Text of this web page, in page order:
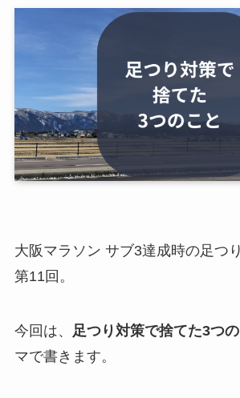
大阪マラソン サブ3達成時の足つ
第11回。
今回は、 足つり対策で捨てた3つ
マで書きます。